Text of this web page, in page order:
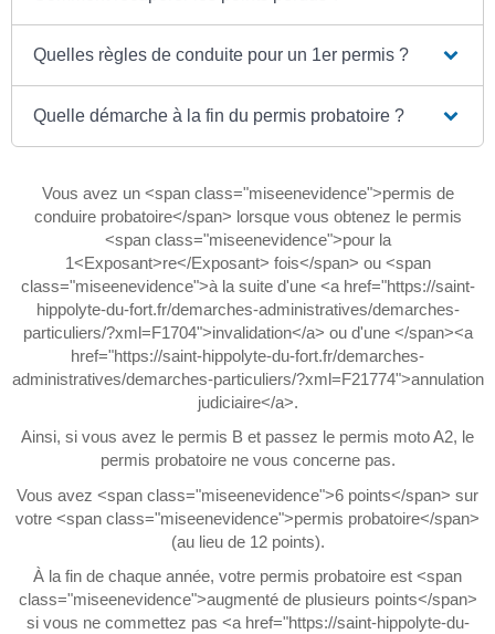
Quelles règles de conduite pour un 1er permis ?
Quelle démarche à la fin du permis probatoire ?
Vous avez un <span class="miseenevidence">permis de
conduire probatoire</span> lorsque vous obtenez le permis
<span class="miseenevidence">pour la
1<Exposant>re</Exposant> fois</span> ou <span
class="miseenevidence">à la suite d'une <a href="https://saint-
hippolyte-du-fort.fr/demarches-administratives/demarches-
particuliers/?xml=F1704">invalidation</a> ou d'une </span><a
href="https://saint-hippolyte-du-fort.fr/demarches-
administratives/demarches-particuliers/?xml=F21774">annulation
judiciaire</a>.
Ainsi, si vous avez le permis B et passez le permis moto A2, le
permis probatoire ne vous concerne pas.
Vous avez <span class="miseenevidence">6 points</span> sur
votre <span class="miseenevidence">permis probatoire</span>
(au lieu de 12 points).
À la fin de chaque année, votre permis probatoire est <span
class="miseenevidence">augmenté de plusieurs points</span>
si vous ne commettez pas <a href="https://saint-hippolyte-du-